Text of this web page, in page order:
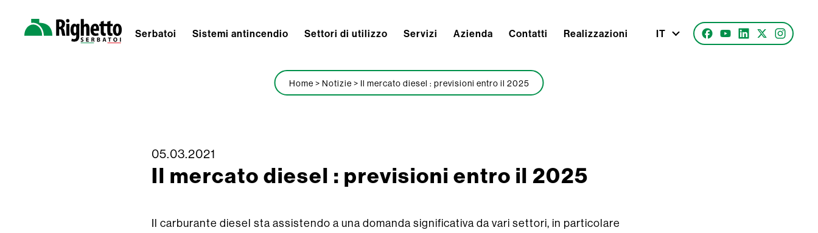
Serbatoi Sistemi antincendio Settori di utilizzo Servizi Azienda Contatti Realizzazioni IT
Home > Notizie > Il mercato diesel : previsioni entro il 2025
05.03.2021
Il mercato diesel : previsioni entro il 2025
Il carburante diesel sta assistendo a una domanda significativa da vari settori, in particolare